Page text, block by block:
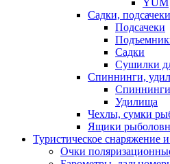
YUM
Садки,
Подсачеки
Садки
Сушилки
Спиннинги,
Спиннинги
Удилища
Чехлы, сумки
Ящики
Туристическое снаряжение
Очки